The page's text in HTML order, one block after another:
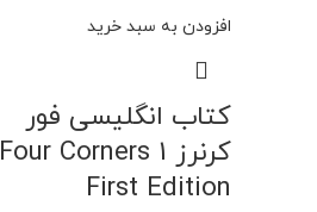
افزودن به سبد خرید
کتاب انگلیسی فور
کرنرز Four Corners 1
First Edition